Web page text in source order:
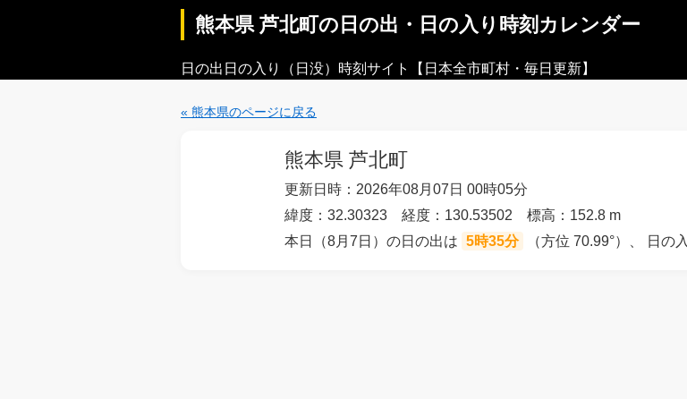
熊本県 芦北町の日の出・日の入り時刻カレンダー
日の出日の入り（日没）時刻サイト【日本全市町村・毎日更新】
« 熊本県のページに戻る
熊本県 芦北町
更新日時：2026年08月07日 00時05分
緯度：32.30323 経度：130.53502 標高：152.8 m
本日（8月7日）の日の出は 5時35分 （方位 70.99°）、 日の